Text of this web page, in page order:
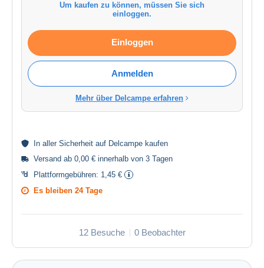
Um kaufen zu können, müssen Sie sich
einloggen.
Einloggen
Anmelden
Mehr über Delcampe erfahren
In aller Sicherheit auf Delcampe kaufen
Versand ab 0,00 € innerhalb von 3 Tagen
Plattformgebühren: 1,45 €
Es bleiben 24 Tage
12 Besuche 0 Beobachter